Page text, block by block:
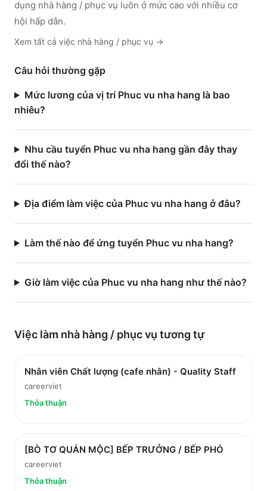
dụng nhà hàng / phục vụ luôn ở mức cao với nhiều cơ
hội hấp dẫn.
Xem tất cả việc nhà hàng / phục vụ →
Câu hỏi thường gặp
Mức lương của vị trí Phuc vu nha hang là bao
nhiêu?
Nhu cầu tuyển Phuc vu nha hang gần đây thay
đổi thế nào?
Địa điểm làm việc của Phuc vu nha hang ở đâu?
Làm thế nào để ứng tuyển Phuc vu nha hang?
Giờ làm việc của Phuc vu nha hang như thế nào?
Việc làm nhà hàng / phục vụ tương tự
Nhân viên Chất lượng (cafe nhân) - Quality Staff
careerviet
Thỏa thuận
[BÒ TƠ QUÁN MỘC] BẾP TRƯỞNG / BẾP PHÓ
careerviet
Thỏa thuận